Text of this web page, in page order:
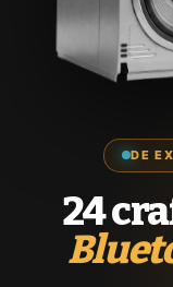
DE
24